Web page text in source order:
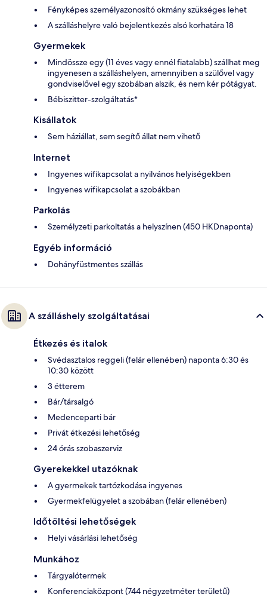
Fényképes személyazonosító okmány szükséges lehet
A szálláshelyre való bejelentkezés alsó korhatára 18
Gyermekek
Mindössze egy (11 éves vagy ennél fiatalabb) szállhat meg
ingyenesen a szálláshelyen, amennyiben a szülővel vagy
gondviselővel egy szobában alszik, és nem kér pótágyat.
Bébiszitter-szolgáltatás*
Kisállatok
Sem háziállat, sem segítő állat nem vihető
Internet
Ingyenes wifikapcsolat a nyilvános helyiségekben
Ingyenes wifikapcsolat a szobákban
Parkolás
Személyzeti parkoltatás a helyszínen (450 HKDnaponta)
Egyéb információ
Dohányfüstmentes szállás
A szálláshely szolgáltatásai
Étkezés és italok
Svédasztalos reggeli (felár ellenében) naponta 6:30 és
10:30 között
3 étterem
Bár/társalgó
Medenceparti bár
Privát étkezési lehetőség
24 órás szobaszerviz
Gyerekekkel utazóknak
A gyermekek tartózkodása ingyenes
Gyermekfelügyelet a szobában (felár ellenében)
Időtöltési lehetőségek
Helyi vásárlási lehetőség
Munkához
Tárgyalótermek
Konferenciaközpont (744 négyzetméter területű)